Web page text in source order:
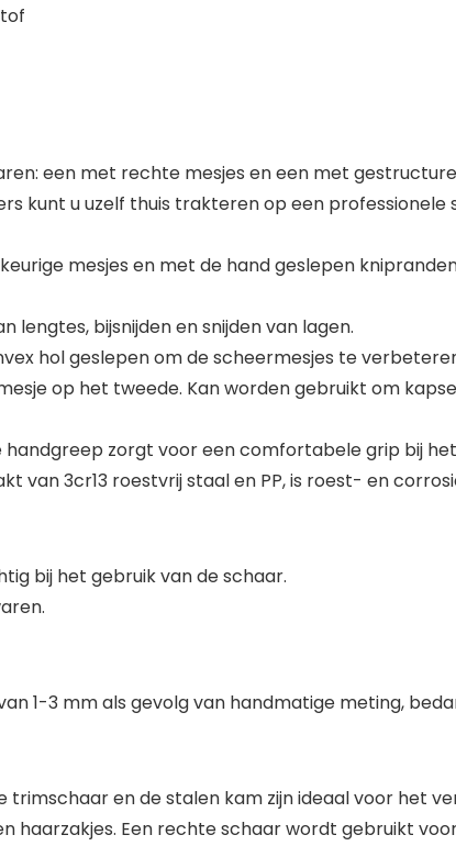
een met rechte mesjes en een met
kunt u uzelf thuis trakteren op een professionele
mesjes en met de hand geslepen
lengtes, bijsnijden en snijden van lagen.
hol geslepen om de scheermesjes te
op het tweede. Kan worden gebruikt om
handgreep zorgt voor een comfortabele grip bij
van 3cr13 roestvrij staal en PP, is roest- en
bij het gebruik van de schaar.
1-3 mm als gevolg van handmatige meting,
trimschaar en de stalen kam zijn ideaal voor het
haarzakjes. Een rechte schaar wordt gebruikt